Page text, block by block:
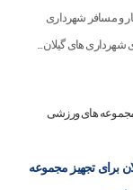
و مسافر شهرداری
شهرداری های گیلان...
برای تجهیز مجموعه